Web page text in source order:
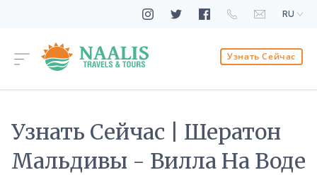
RU
Узнать Сейчас
Узнать Сейчас | Шератон
Мальдивы - Вилла На Воде